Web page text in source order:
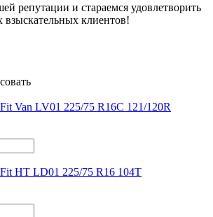
репутации и стараемся удовлетворить
клиентов!
Van LV01 225/75 R16C 121/120R
HT LD01 225/75 R16 104T